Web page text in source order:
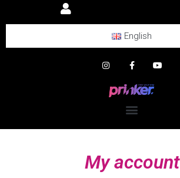
English
My account